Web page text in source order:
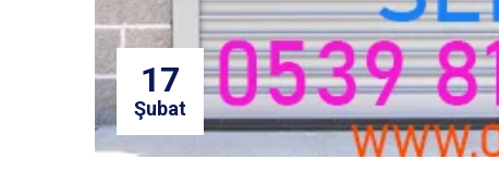
17
Şubat